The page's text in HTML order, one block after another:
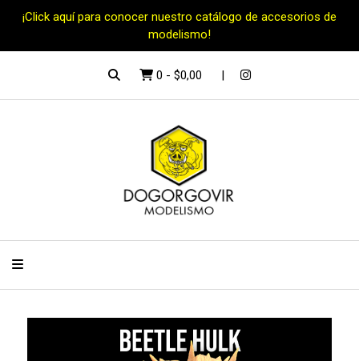
¡Click aquí para conocer nuestro catálogo de accesorios de
modelismo!
0 - $0,00